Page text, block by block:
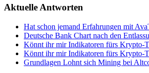
Aktuelle Antworten
Hat schon jemand Erfahrungen mit
Deutsche Bank Chart nach den
Könnt ihr mir Indikatoren fürs Krypto-
Könnt ihr mir Indikatoren fürs Krypto-
Grundlagen Lohnt sich Mining bei